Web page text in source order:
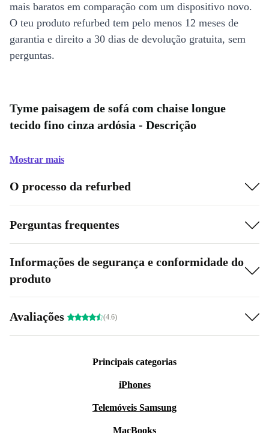
mais baratos em comparação com um dispositivo novo.
O teu produto refurbed tem pelo menos 12 meses de
garantia e direito a 30 dias de devolução gratuita, sem
perguntas.
Tyme paisagem de sofá com chaise longue
tecido fino cinza ardósia - Descrição
Mostrar mais
O processo da refurbed
Perguntas frequentes
Informações de segurança e conformidade do
produto
Avaliações (4.6)
Principais categorias
iPhones
Telemóveis Samsung
MacBooks